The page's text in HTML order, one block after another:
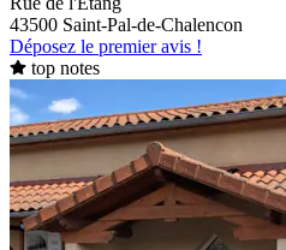
43500 Saint-Pal-de-Chalencon
Déposez le premier avis !
top notes